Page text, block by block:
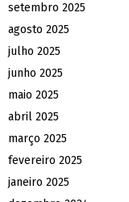
setembro 2025
agosto 2025
julho 2025
junho 2025
maio 2025
abril 2025
março 2025
fevereiro 2025
janeiro 2025